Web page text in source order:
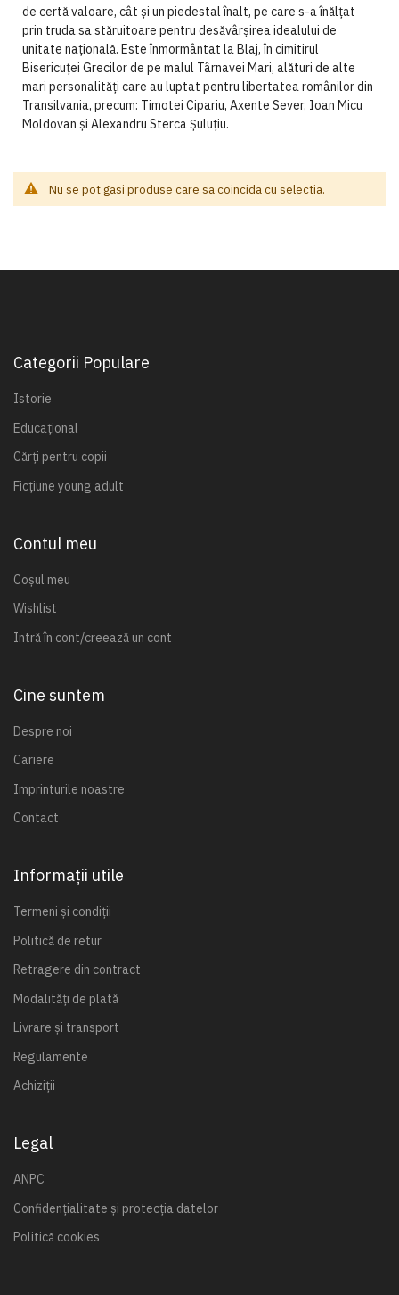
de certă valoare, cât și un piedestal înalt, pe care s-a înălțat
prin truda sa stăruitoare pentru desăvârșirea idealului de
unitate națională. Este înmormântat la Blaj, în cimitirul
Bisericuței Grecilor de pe malul Târnavei Mari, alături de alte
mari personalități care au luptat pentru libertatea românilor din
Transilvania, precum: Timotei Cipariu, Axente Sever, Ioan Micu
Moldovan și Alexandru Sterca Șuluțiu.
Nu se pot gasi produse care sa coincida cu selectia.
Categorii Populare
Istorie
Educațional
Cărți pentru copii
Ficțiune young adult
Contul meu
Coșul meu
Wishlist
Intră în cont/creează un cont
Cine suntem
Despre noi
Cariere
Imprinturile noastre
Contact
Informații utile
Termeni și condiții
Politică de retur
Retragere din contract
Modalități de plată
Livrare și transport
Regulamente
Achiziții
Legal
ANPC
Confidențialitate și protecția datelor
Politică cookies